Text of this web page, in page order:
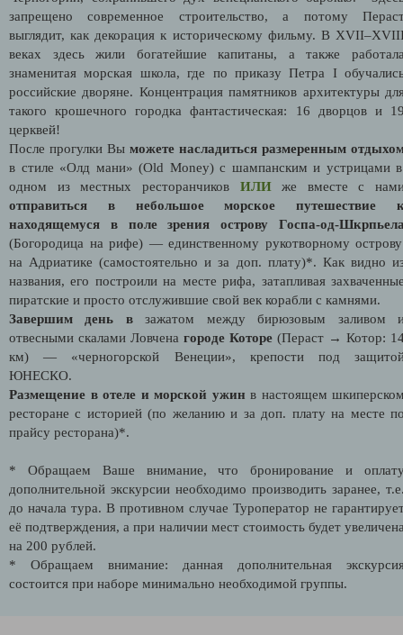
запрещено современное строительство, а потому
выглядит, как декорация к историческому фильму. В
веках здесь жили богатейшие капитаны, а также
знаменитая морская школа, где по приказу Петра I
российские дворяне. Концентрация памятников архитектуры
такого крошечного городка фантастическая: 16 дворцов и
церквей!
После прогулки Вы можете насладиться размеренным
в стиле «Олд мани» (Old Money) c шампанским и устрицами в
одном из местных ресторанчиков ИЛИже вместе с
отправиться в небольшое морское путешествие
находящемуся в поле зрения острову Госпа-од-
(Богородица на рифе) — единственному рукотворному острову
на Адриатике (самостоятельно и за доп. плату)*. Как видно
названия, его построили на месте рифа, затапливая
пиратские и просто отслужившие свой век корабли с камнями.
Завершим день взажатом между бирюзовым заливом
отвесными скалами Ловчена городе Которе (Пераст → Котор:
км) — «черногорской Венеции», крепости под
ЮНЕСКО.
Размещение в отеле и морской ужин в настоящем
ресторане с историей (по желанию и за доп. плату на месте
прайсу ресторана)*.
* Обращаем Ваше внимание, что бронирование и
дополнительной экскурсии необходимо производить заранее,
до начала тура. В противном случае Туроператор не
её подтверждения, а при наличии мест стоимость будет
на 200 рублей.
* Обращаем внимание: данная дополнительная
состоится при наборе минимально необходимой группы.